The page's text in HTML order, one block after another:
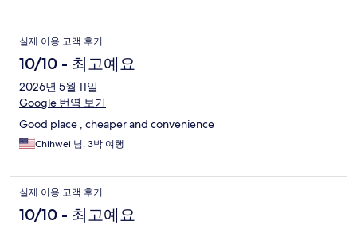
실제 이용 고객 후기
10/10 - 최고예요
2026년 5월 11일
Google 번역 보기
Good place , cheaper and convenience
Chihwei 님, 3박 여행
실제 이용 고객 후기
10/10 - 최고예요